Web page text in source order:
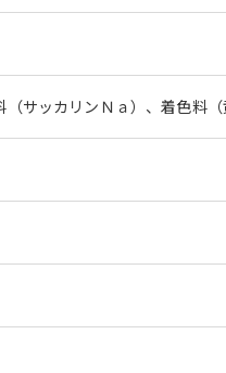
サッカリンＮａ）、着色料（